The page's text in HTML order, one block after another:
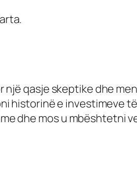
qasje skeptike dhe
historinë e investimeve
dhe mos u mbështetni